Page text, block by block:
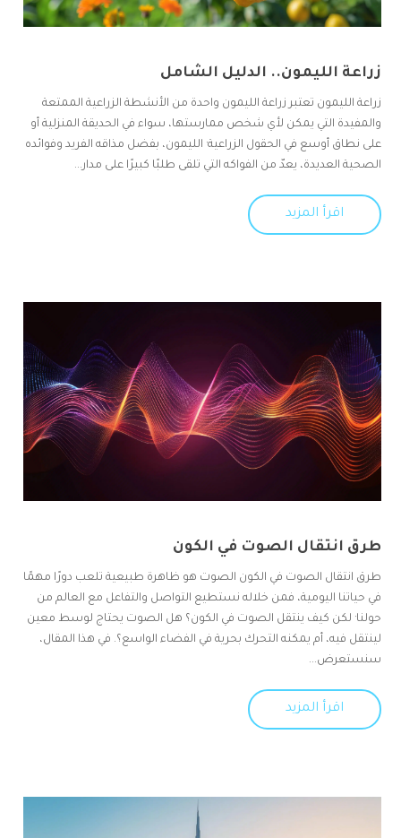
زراعة الليمون.. الدليل الشامل
زراعة الليمون تعتبر زراعة الليمون واحدة من الأنشطة الزراعية الممتعة
والمفيدة التي يمكن لأي شخص ممارستها، سواء في الحديقة المنزلية أو
على نطاق أوسع في الحقول الزراعية· الليمون، بفضل مذاقه الفريد وفوائده
الصحية العديدة، يعدّ من الفواكه التي تلقى طلبًا كبيرًا على مدار...
اقرأ المزيد
طرق انتقال الصوت في الكون
طرق انتقال الصوت في الكون الصوت هو ظاهرة طبيعية تلعب دورًا مهمًا
في حياتنا اليومية، فمن خلاله نستطيع التواصل والتفاعل مع العالم من
حولنا· لكن كيف ينتقل الصوت في الكون؟ هل الصوت يحتاج لوسط معين
لينتقل فيه، أم يمكنه التحرك بحرية في الفضاء الواسع؟. في هذا المقال،
سنستعرض...
اقرأ المزيد